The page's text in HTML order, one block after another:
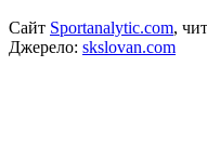
Сайт Sportanalytic.com,
Джерело: skslovan.com